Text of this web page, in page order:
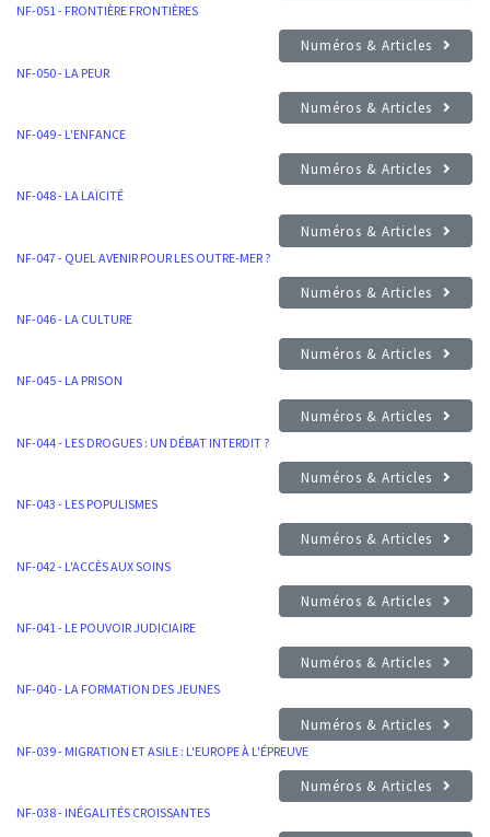
NF-051 - FRONTIÈRE FRONTIÈRES
Numéros & Articles
NF-050 - LA PEUR
Numéros & Articles
NF-049 - L'ENFANCE
Numéros & Articles
NF-048 - LA LAÏCITÉ
Numéros & Articles
NF-047 - QUEL AVENIR POUR LES OUTRE-MER ?
Numéros & Articles
NF-046 - LA CULTURE
Numéros & Articles
NF-045 - LA PRISON
Numéros & Articles
NF-044 - LES DROGUES : UN DÉBAT INTERDIT ?
Numéros & Articles
NF-043 - LES POPULISMES
Numéros & Articles
NF-042 - L'ACCÈS AUX SOINS
Numéros & Articles
NF-041 - LE POUVOIR JUDICIAIRE
Numéros & Articles
NF-040 - LA FORMATION DES JEUNES
Numéros & Articles
NF-039 - MIGRATION ET ASILE : L'EUROPE À L'ÉPREUVE
Numéros & Articles
NF-038 - INÉGALITÉS CROISSANTES